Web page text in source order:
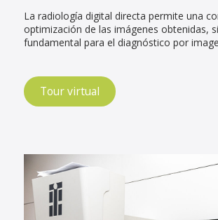
La radiología digital directa permite una
optimización de las imágenes obtenidas,
fundamental para el diagnóstico por
Tour virtual